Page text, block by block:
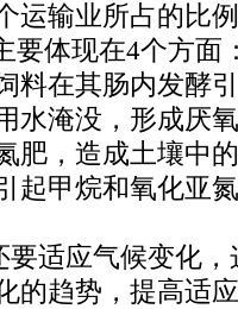
运输业所占的比
要体现在4个方面
料在其肠内发酵
水淹没，形成厌
肥，造成土壤中
起甲烷和氧化亚
要适应气候变化
的趋势，提高适